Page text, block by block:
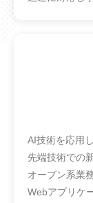
AI技術を応用
先端技術での
オープン系業
Webアプリケ